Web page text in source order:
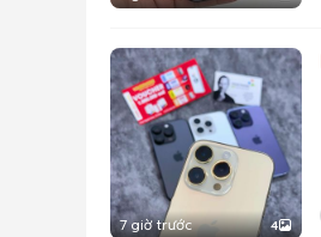
7 giờ trước 4